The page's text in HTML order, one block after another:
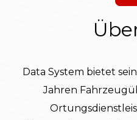
Data System bietet
Jahren